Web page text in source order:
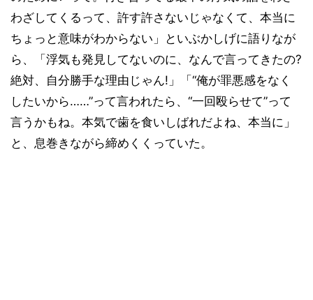
わざしてくるって、許す許さないじゃなくて、本当に
ちょっと意味がわからない」といぶかしげに語りなが
ら、「浮気も発見してないのに、なんで言ってきたの?
絶対、自分勝手な理由じゃん!」「“俺が罪悪感をなく
したいから……”って言われたら、“一回殴らせて”って
言うかもね。本気で歯を食いしばれだよね、本当に」
と、息巻きながら締めくくっていた。